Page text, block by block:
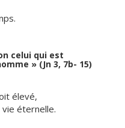
celui qui est
» (Jn 3, 7b- 15)
élevé,
vie éternelle.